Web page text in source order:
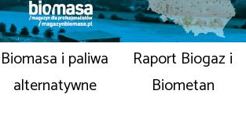
Biomasa i paliwa
alternatywne
Raport Biogaz i
Biometan